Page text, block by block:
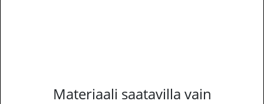
Materiaali saatavilla vain